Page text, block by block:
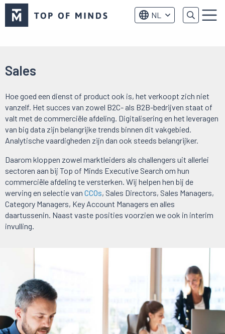
of
NL Menu
Sales
Hoe goed een dienst of product ook is, het verkoopt zich niet
vanzelf. Het succes van zowel B2C- als B2B-bedrijven staat of
valt met de commerciële afdeling. Digitalisering en het leveragen
van big data zijn belangrijke trends binnen dit vakgebied.
Analytische vaardigheden zijn dan ook steeds belangrijker.
Daarom kloppen zowel marktleiders als challengers uit allerlei
sectoren aan bij Top of Minds Executive Search om hun
commerciële afdeling te versterken. Wij helpen hen bij de
werving en selectie van CCOs, Sales Directors, Sales Managers,
Category Managers, Key Account Managers en alles
daartussenin. Naast vaste posities voorzien we ook in interim
invulling.